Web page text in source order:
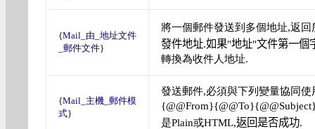
{Mail_由_地址文件
_郵件文件}
將一個郵件發送到多個地址,返
發件地址.如果"地址"文件第一個
轉換為收件人地址.
{Mail_主機_郵件模
式}
發送郵件,必須與下列變量協同使
是Plain或HTML,返回是否成功.